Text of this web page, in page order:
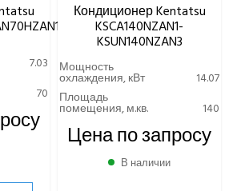
УСТАНОВКИ
ВОЗДУХА, БРИЗЕРЫ
БЛОКИ
7.03
70
Кондиционер Kentatsu
KSCA140NZAN1-
KSUN140NZAN3
Мощность
охлаждения, кВт
14.07
Площадь
помещения, м.кв. 140
Цена по запросу
В наличии